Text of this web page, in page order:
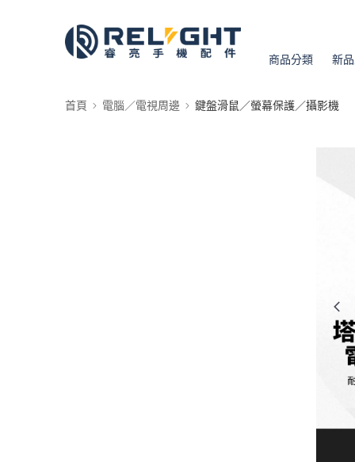
商品分類 新
首頁 電腦／電視周邊 鍵盤滑鼠／螢幕保護／攝影機